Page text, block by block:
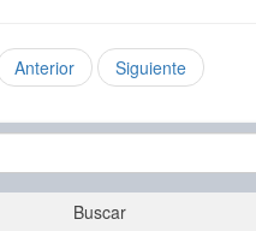
Anterior Siguiente
Buscar